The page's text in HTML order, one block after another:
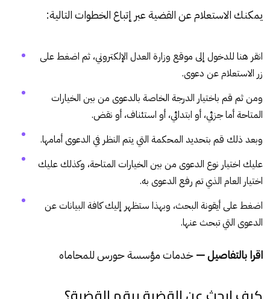
يمكنك الاستعلام عن القضية عبر إتباع الخطوات التالية:
انقر هنا للدخول إلى موقع وزارة العدل الإلكتروني، ثم اضغط على
زر الاستعلام عن دعوى.
ومن ثم قم باختيار الدرجة الخاصة بالدعوى من بين الخيارات
المتاحة أما جزئي، أو ابتدائي، أو استئناف، أو نقض.
وبعد ذلك قم بتحديد المحكمة التي يتم النظر في الدعوى أمامها.
عليك اختيار نوع الدعوى من بين الخيارات المتاحة، وكذلك عليك
اختيار العام الذي تم رفع الدعوى به.
اضغط على أيقونة البحث، وبهذا ستظهر إليك كافة البيانات عن
الدعوى التي تبحث عنها.
اقرا بالتفاصيل —خدمات مؤسسة حورس للمحاماه